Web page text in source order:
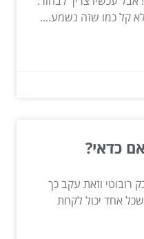
לא קל כמו שזה נשמע....
כדאי?
רובוטי וזאת עקב כך
אחד יכול לקחת